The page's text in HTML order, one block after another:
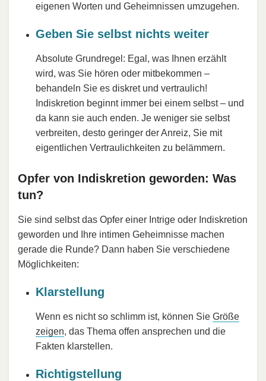
eigenen Worten und Geheimnissen umzugehen.
Geben Sie selbst nichts weiter
Absolute Grundregel: Egal, was Ihnen erzählt
wird, was Sie hören oder mitbekommen –
behandeln Sie es diskret und vertraulich!
Indiskretion beginnt immer bei einem selbst – und
da kann sie auch enden. Je weniger sie selbst
verbreiten, desto geringer der Anreiz, Sie mit
eigentlichen Vertraulichkeiten zu belämmern.
Opfer von Indiskretion geworden: Was
tun?
Sie sind selbst das Opfer einer Intrige oder Indiskretion
geworden und Ihre intimen Geheimnisse machen
gerade die Runde? Dann haben Sie verschiedene
Möglichkeiten:
Klarstellung
Wenn es nicht so schlimm ist, können Sie Größe
zeigen, das Thema offen ansprechen und die
Fakten klarstellen.
Richtigstellung